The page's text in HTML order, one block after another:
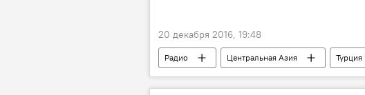
20 декабря 2016, 19:48
Радио Центральная Азия Турция
убийство